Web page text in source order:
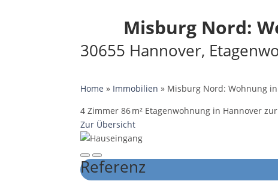
Misburg Nord:
30655 Hannover,
Home » Immobilien » Misburg Nord: Wohnung
4 Zimmer 86 m² Etagenwohnung in Hannover
Zur Übersicht
Referenz